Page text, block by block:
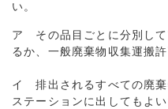
い。
ア その品目ごとに分別して
るか、一般廃棄物収集運搬
イ 排出されるすべての廃棄
ステーションに出してもよ